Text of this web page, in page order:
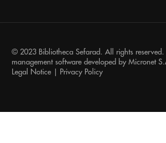
© 2023 Bibliotheca Sefarad. All rights reserved.
management software developed by Micronet
Legal Notice
Privacy Policy